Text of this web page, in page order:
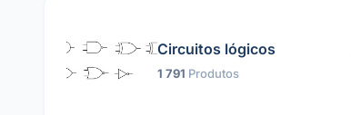
Circuitos lógicos
1 791 Produtos